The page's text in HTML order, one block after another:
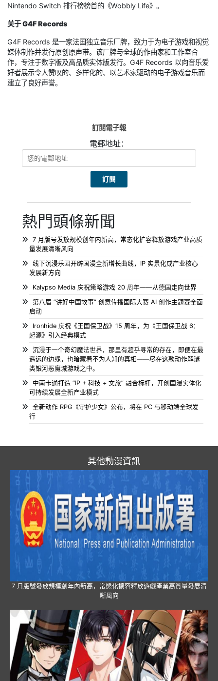
Nintendo Switch 排行榜榜首的《Wobbly Life》。
关于 G4F Records
G4F Records 是一家法国独立音乐厂牌，致力于为电子游戏和视觉
媒体制作并发行原创原声带。该厂牌与全球的作曲家和工作室合
作，专注于数字版及高品质实体版发行。G4F Records 以向音乐爱
好者展示令人赞叹的、多样化的、以艺术家驱动的电子游戏音乐而
建立了良好声誉。
訂閱電子報
電郵地址：
熱門頭條新聞
7 月版号发放规模创年内新高，常态化扩容释放游戏产业高质
量发展清晰风向
线下沉浸乐园开辟国漫全新增长曲线，IP 实景化成产业核心
发展新方向
Kalypso Media 庆祝策略游戏 20 周年——从德国走向世界
第八届 “讲好中国故事” 创意传播国际大赛 AI 创作主题赛全面
启动
Ironhide 庆祝《王国保卫战》15 周年，为《王国保卫战 6：
起源》引入经典模式
沉浸于一个奇幻魔法世界，那里有超乎寻常的存在，即便在最
遥远的边缘，也暗藏着不为人知的真相——尽在这款动作解谜
类银河恶魔城游戏之中。
中南卡通打造 “IP + 科技 + 文旅” 融合标杆，开创国漫实体化
可持续发展全新产业模式
全新动作 RPG《守护少女》公布，将在 PC 与移动端全球发
行
其他動漫資訊
7 月版號發放規模創年內新高，常態化擴容釋放遊戲產業高質量發展清
晰風向